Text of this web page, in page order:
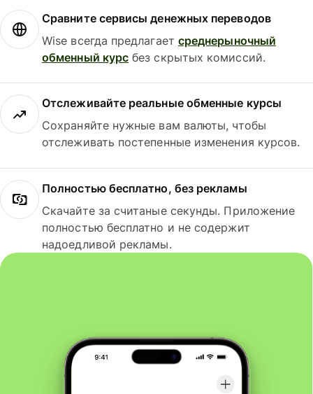
Сравните сервисы денежных переводов
Wise всегда предлагает среднерыночный
обменный курс без скрытых комиссий.
Отслеживайте реальные обменные курсы
Сохраняйте нужные вам валюты, чтобы
отслеживать постепенные изменения курсов.
Полностью бесплатно, без рекламы
Скачайте за считаные секунды. Приложение
полностью бесплатно и не содержит
надоедливой рекламы.